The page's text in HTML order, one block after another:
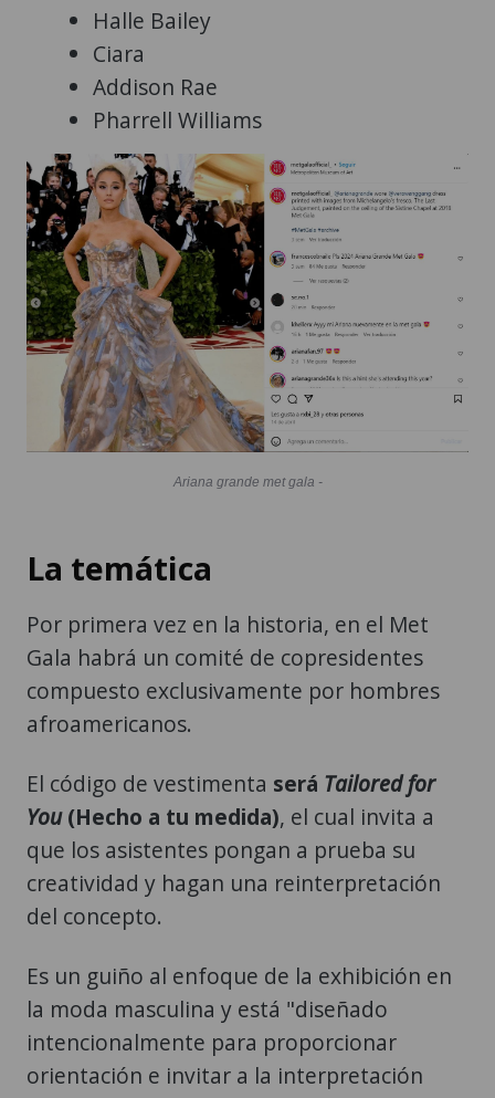
Halle Bailey
Ciara
Addison Rae
Pharrell Williams
Ariana grande met gala -
La temática
Por primera vez en la historia, en el Met
Gala habrá un comité de copresidentes
compuesto exclusivamente por hombres
afroamericanos.
El código de vestimenta será Tailored for
You(Hecho a tu medida), el cual invita a
que los asistentes pongan a prueba su
creatividad y hagan una reinterpretación
del concepto.
Es un guiño al enfoque de la exhibición en
la moda masculina y está "diseñado
intencionalmente para proporcionar
orientación e invitar a la interpretación